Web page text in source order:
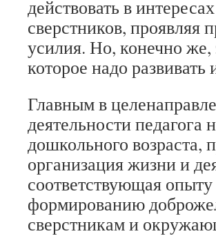
действовать в
сверстников, проявляя
усилия. Но, конечно же,
которое надо развивать
Главным в
деятельности педагога
дошкольного возраста,
организация жизни и
соответствующая
формированию
сверстникам и